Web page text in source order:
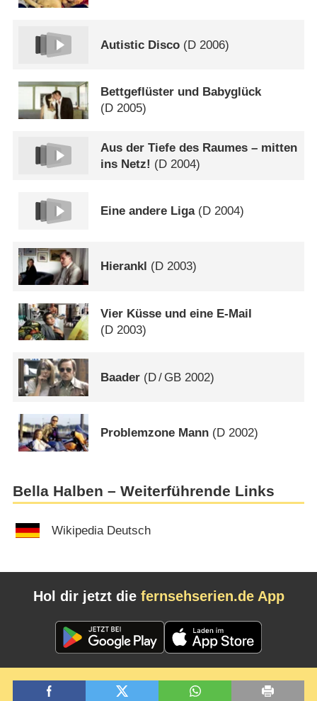
Autistic Disco (D 2006)
Bettgeflüster und Babyglück
(D 2005)
Aus der Tiefe des Raumes – mitten
ins Netz! (D 2004)
Eine andere Liga(D 2004)
Hierankl (D 2003)
Vier Küsse und eine E-Mail
(D 2003)
Baader (D/ GB 2002)
Problemzone Mann (D 2002)
Bella Halben – Weiterführende Links
Wikipedia Deutsch
Hol dir jetzt die fernsehserien.de App